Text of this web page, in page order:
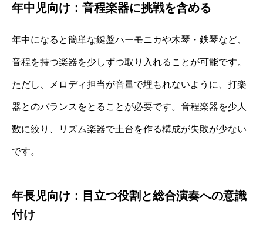
年中児向け：音程楽器に挑戦を含める
年中になると簡単な鍵盤ハーモニカや木琴・鉄琴など、
音程を持つ楽器を少しずつ取り入れることが可能です。
ただし、メロディ担当が音量で埋もれないように、打楽
器とのバランスをとることが必要です。音程楽器を少人
数に絞り、リズム楽器で土台を作る構成が失敗が少ない
です。
年長児向け：目立つ役割と総合演奏への意識
付け